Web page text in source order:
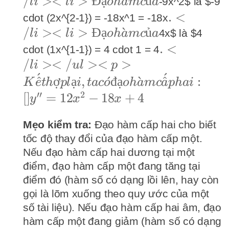
cdot (2x^{2-1}) = -18x^1 = -18x.</li>
<li>Đạo
hàm của
. <
/li >< li > Đạoha
ˋmcủa4x$ là $4
cdot (1x^{1-1}) = 4 cdot 1 = 4.</li>
<p>Kết
đạo hàm
cấp hai:
[]y'' =
12x^2 -
18x + 4
. <
/li >< /ul >< p >
K e
^
ˊthợplại, taco
ˊđạoha
ˋmca
^
ˊphai :
[]y′′ = 12x2 − 18x + 4
Mẹo kiểm tra: Đạo hàm cấp hai cho biết
tốc độ thay đổi của đạo hàm cấp một.
Nếu đạo hàm cấp hai dương tại một
điểm, đạo hàm cấp một đang tăng tại
điểm đó (hàm số có dạng lồi lên, hay còn
gọi là lõm xuống theo quy ước của một
số tài liệu). Nếu đạo hàm cấp hai âm, đạo
hàm cấp một đang giảm (hàm số có dạng